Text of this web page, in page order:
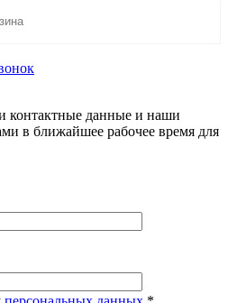
контактные данные и наши
в ближайшее рабочее время для